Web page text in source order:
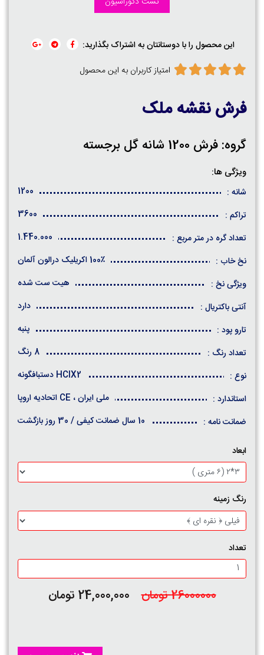
این محصول را با دوستانتان به اشتراک بگذارید:
امتیاز کاربران به این محصول
فرش نقشه ملک
گروه: فرش 1200 شانه گل برجسته
ویژگی ها:
شانه :
1200
تراکم :
3600
تعداد گره در متر مربع :
1.440.000
نخ خاب :
100٪ اکریلیک درالون آلمان
ویژگی نخ :
هیت ست شده
آنتی باکتریال :
دارد
تارو پود :
پنبه
تعداد رنگ :
8 رنگ
نوع :
HCIX2 دستبافگونه
استاندارد :
ملی ایران ، CE اتحادیه اروپا
ضمانت نامه :
10 سال ضمانت کیفی / 30 روز بازگشت
ابعاد
رنگ زمینه
تعداد
26000000 تومان 24,000,000 تومان